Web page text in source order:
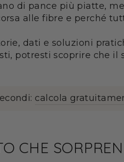
di pance più piatte,
alle fibre e perché
dati e soluzioni
potresti scoprire che
calcola
CHE